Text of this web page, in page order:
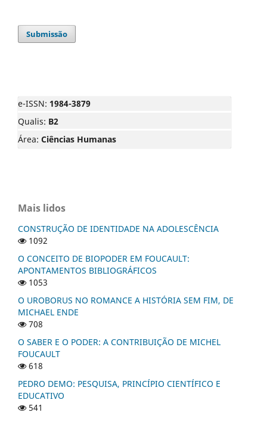
Submissão
e-ISSN: 1984-3879
Qualis: B2
Área: Ciências Humanas
Mais lidos
CONSTRUÇÃO DE IDENTIDADE NA ADOLESCÊNCIA
1092
O CONCEITO DE BIOPODER EM FOUCAULT:
APONTAMENTOS BIBLIOGRÁFICOS
1053
O UROBORUS NO ROMANCE A HISTÓRIA SEM FIM, DE
MICHAEL ENDE
708
O SABER E O PODER: A CONTRIBUIÇÃO DE MICHEL
FOUCAULT
618
PEDRO DEMO: PESQUISA, PRINCÍPIO CIENTÍFICO E
EDUCATIVO
541